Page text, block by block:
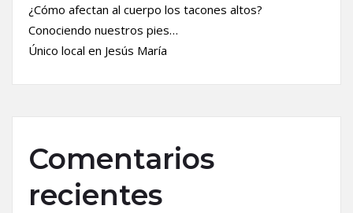
¿Cómo afectan al cuerpo los tacones altos?
Conociendo nuestros pies…
Único local en Jesús María
Comentarios
recientes